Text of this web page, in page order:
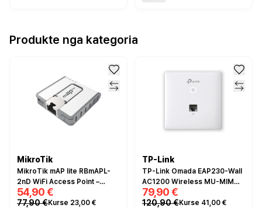
Produkte nga kategoria
MikroTik
MikroTik mAP lite RBmAPL-
2nD WiFi Access Point –
2.4GHz 300Mbps PoE
54,90 €
77,90 €Kurse 23,00 €
TP-Link
TP-Link Omada EAP230-Wall
AC1200 Wireless MU-MIMO
Gigabit Wall-Plate Access
Point – Dual-Band, 2× Gigabit
79,90 €
120,90 €Kurse 41,00 €